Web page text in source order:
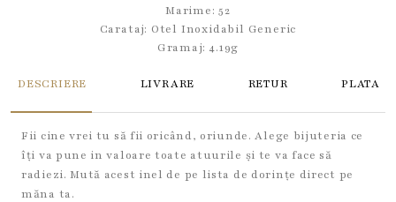
Marime: 52
Carataj: Otel Inoxidabil Generic
Gramaj: 4.19g
DESCRIERE LIVRARE RETUR PLATA
Fii cine vrei tu să fii oricând, oriunde. Alege bijuteria ce
îți va pune in valoare toate atuurile și te va face să
radiezi. Mută acest inel de pe lista de dorințe direct pe
măna ta.